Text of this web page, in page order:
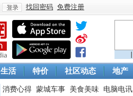
登
找回密码 免费注册
|
生活 特价 社区动态 地产
消费心得 蒙城车事 美食美味 电脑电讯